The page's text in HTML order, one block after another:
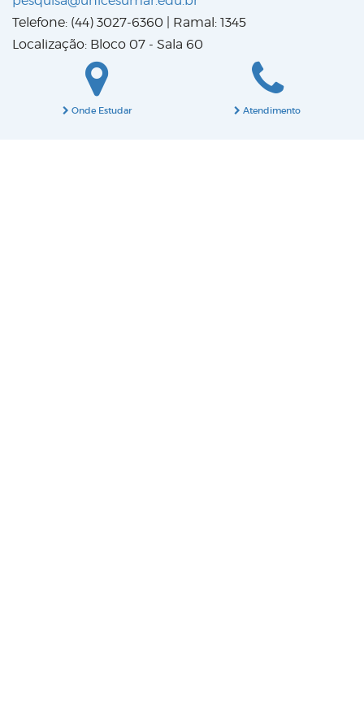
Telefone: (44) 3027-6360 | Ramal: 1345
Localização: Bloco 07 - Sala 60
Onde Estudar Atendimento